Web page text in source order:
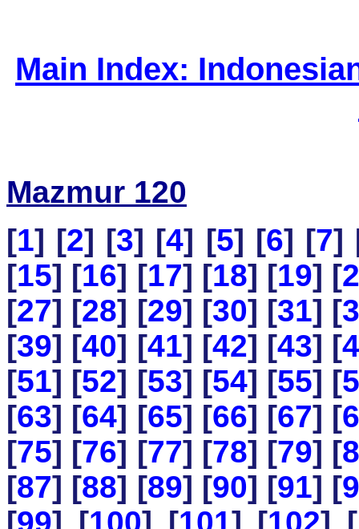
Main Index:
Mazmur 120
[1] [2] [3] [4] [5] [6] [7]
[15] [16] [17] [18] [19] [
[27] [28] [29] [30] [31] [
[39] [40] [41] [42] [43] [
[51] [52] [53] [54] [55] [
[63] [64] [65] [66] [67] [
[75] [76] [77] [78] [79] [
[87] [88] [89] [90] [91] [
[99] [100] [101] [102] [